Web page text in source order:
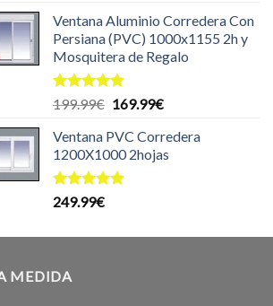
de 5
Ventana Aluminio Corredera Con
Persiana (PVC) 1000x1155 2h y
Mosquitera de Regalo
Valorado
de 5
199.99€ El
original
era:
199.99€.
169.99€El
actual
es:
Ventana PVC Corredera
1200X1000 2hojas
Valorado
249.99€
MEDIDA